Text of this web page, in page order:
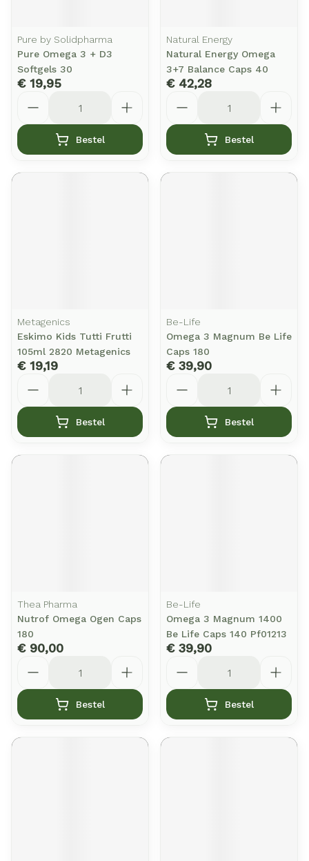
Pure by Solidpharma
Pure Omega 3 + D3
Softgels 30
€ 19,95
Bestel
Natural Energy
Natural Energy Omega
3+7 Balance Caps 40
€ 42,28
Bestel
Metagenics
Eskimo Kids Tutti Frutti
105ml 2820 Metagenics
€ 19,19
Bestel
Be-Life
Omega 3 Magnum Be Life
Caps 180
€ 39,90
Bestel
Thea Pharma
Nutrof Omega Ogen Caps
180
€ 90,00
Bestel
Be-Life
Omega 3 Magnum 1400
Be Life Caps 140 Pf01213
€ 39,90
Bestel